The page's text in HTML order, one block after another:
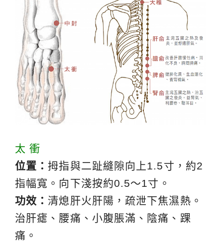
太 衝
位置：拇指與二趾縫隙向上1.5寸，約2
指幅寬。向下淺按約0.5～1寸。
功效： 清熄肝火肝陽，疏泄下焦濕熱。
治肝瘧、腰痛、小腹脹滿、陰痛、踝
痛。